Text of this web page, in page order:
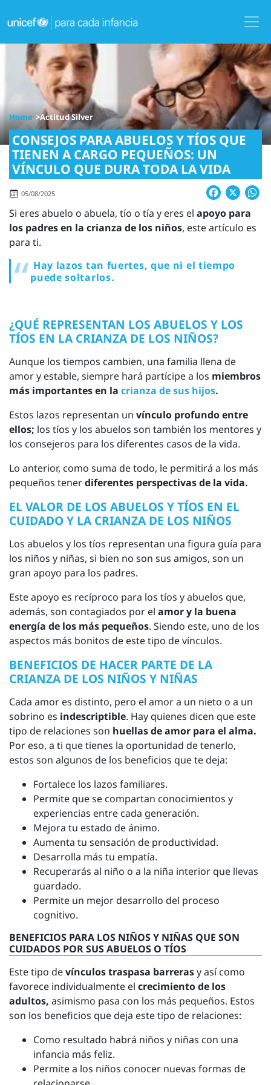
to
content
Image
Home Actitud Silver
CONSEJOS PARA ABUELOS Y TÍOS QUE
TIENEN A CARGO PEQUEÑOS: UN
VÍNCULO QUE DURA TODA LA VIDA
05/08/2025 Facebook
X
Si eres abuelo o abuela, tío o tía y eres el apoyo para
los padres en la crianza de los niños, este artículo es
para ti.
Hay lazos tan fuertes, que ni el tiempo
puede soltarlos.
¿QUÉ REPRESENTAN LOS ABUELOS Y LOS
TÍOS EN LA CRIANZA DE LOS NIÑOS?
Aunque los tiempos cambien, una familia llena de
amor y estable, siempre hará partícipe a los miembros
más importantes en la crianza de sus hijos.
Estos lazos representan un vínculo profundo entre
ellos; los tíos y los abuelos son también los mentores y
los consejeros para los diferentes casos de la vida.
Lo anterior, como suma de todo, le permitirá a los más
pequeños tenerdiferentes perspectivas de la vida.
EL VALOR DE LOS ABUELOS Y TÍOS EN EL
CUIDADO Y LA CRIANZA DE LOS NIÑOS
Los abuelos y los tíos representan una figura guía para
los niños y niñas, si bien no son sus amigos, son un
gran apoyo para los padres.
Este apoyo es recíproco para los tíos y abuelos que,
además, son contagiados por el amor y la buena
energía de los más pequeños. Siendo este, uno de los
aspectos más bonitos de este tipo de vínculos.
BENEFICIOS DE HACER PARTE DE LA
CRIANZA DE LOS NIÑOS Y NIÑAS
Cada amor es distinto, pero el amor a un nieto o a un
sobrino es indescriptible. Hay quienes dicen que este
tipo de relaciones son huellas de amor para el alma.
Por eso, a ti que tienes la oportunidad de tenerlo,
estos son algunos de los beneficios que te deja:
Fortalece los lazos familiares.
Permite que se compartan conocimientos y
experiencias entre cada generación.
Mejora tu estado de ánimo.
Aumenta tu sensación de productividad.
Desarrolla más tu empatía.
Recuperarás al niño o a la niña interior que llevas
guardado.
Permite un mejor desarrollo del proceso
cognitivo.
BENEFICIOS PARA LOS NIÑOS Y NIÑAS QUE SON
CUIDADOS POR SUS ABUELOS O TÍOS
Este tipo devínculos traspasa barrerasy así como
favorece individualmente el crecimiento de los
adultos, asimismo pasa con los más pequeños. Estos
son los beneficios que deja este tipo de relaciones:
Como resultado habrá niños y niñas con una
infancia más feliz.
Permite a los niños conocer nuevas formas de